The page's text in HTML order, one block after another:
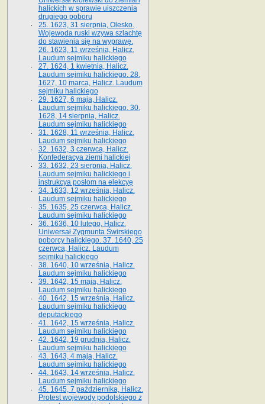
halickich w sprawie uiszczenia
drugiego poboru
25. 1623, 31 sierpnia, Olesko.
Wojewoda ruski wzywa szlachtę
do stawienia się na wyprawę.
26. 1623, 11 września, Halicz.
Laudum sejmiku halickiego
27. 1624, 1 kwietnia, Halicz.
Laudum sejmiku halickiego. 28.
1627, 10 marca, Halicz. Laudum
sejmiku halickiego
29. 1627, 6 maja, Halicz.
Laudum sejmiku halickiego. 30.
1628, 14 sierpnia, Halicz.
Laudum sejmiku halickiego
31. 1628, 11 września, Halicz.
Laudum sejmiku halickiego
32. 1632, 3 czerwca, Halicz.
Konfederacya ziemi halickiej
33. 1632, 23 sierpnia, Halicz.
Laudum sejmiku halickiego i
instrukcya posłom na elekcyę
34. 1633, 12 września, Halicz.
Laudum sejmiku halickiego
35. 1635, 25 czerwca, Halicz.
Laudum sejmiku halickiego
36. 1636, 10 lutego, Halicz.
Uniwersał Zygmunta Świrskiego
poborcy halickiego. 37. 1640, 25
czerwca, Halicz. Laudum
sejmiku halickiego
38. 1640, 10 września, Halicz.
Laudum sejmiku halickiego
39. 1642, 15 maja, Halicz.
Laudum sejmiku halickiego
40. 1642, 15 września, Halicz.
Laudum sejmiku halickiego
deputackiego
41. 1642, 15 września, Halicz.
Laudum sejmiku halickiego
42. 1642, 19 grudnia, Halicz.
Laudum sejmiku halickiego
43. 1643, 4 maja, Halicz.
Laudum sejmiku halickiego
44. 1643, 14 września, Halicz.
Laudum sejmiku halickiego
45. 1645, 7 października, Halicz.
Protest wojewody podolskiego z